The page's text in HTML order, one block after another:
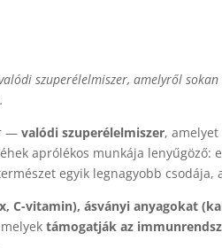
szuperélelmiszer, amelyről
—valódi szuperélelmiszer,
aprólékos munkája
egyik legnagyobb
C-vitamin), ásványi anyagokat
támogatják az